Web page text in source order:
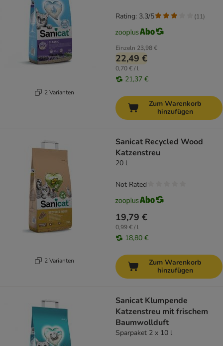
2 Varianten
Einzeln 23,98 €
22,49 €
0,70 € / l
21,37 €
Rating: 3.3/5 (11)
Zum Warenkorb
hinzufügen
2 Varianten
Sanicat Recycled Wood
Katzenstreu
20 l
19,79 €
0,99 € / l
18,80 €
Not Rated
Zum Warenkorb
hinzufügen
Sanicat Klumpende
Katzenstreu mit frischem
Baumwollduft
Sparpaket 2 x 10 l